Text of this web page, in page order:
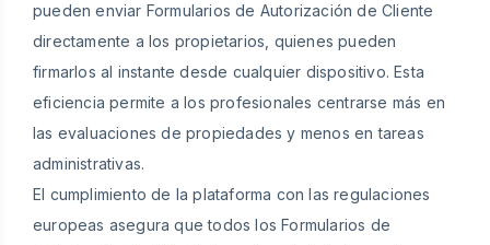
pueden enviar Formularios de Autorización de Cliente
directamente a los propietarios, quienes pueden
firmarlos al instante desde cualquier dispositivo. Esta
eficiencia permite a los profesionales centrarse más en
las evaluaciones de propiedades y menos en tareas
administrativas.
El cumplimiento de la plataforma con las regulaciones
europeas asegura que todos los Formularios de